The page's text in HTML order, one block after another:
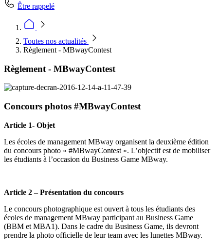
Être rappelé
Toutes nos actualités
Règlement - MBwayContest
Règlement - MBwayContest
Concours photos #MBwayContest
Article 1- Objet
Les écoles de management MBway organisent la deuxième édition
du concours photo « #MBwayContest ». L’objectif est de mobiliser
les étudiants à l’occasion du Business Game MBway.
Article 2 – Présentation du concours
Le concours photographique est ouvert à tous les étudiants des
écoles de management MBway participant au Business Game
(BBM et MBA1). Dans le cadre du Business Game, ils devront
prendre la photo officielle de leur team avec les lunettes MBway.